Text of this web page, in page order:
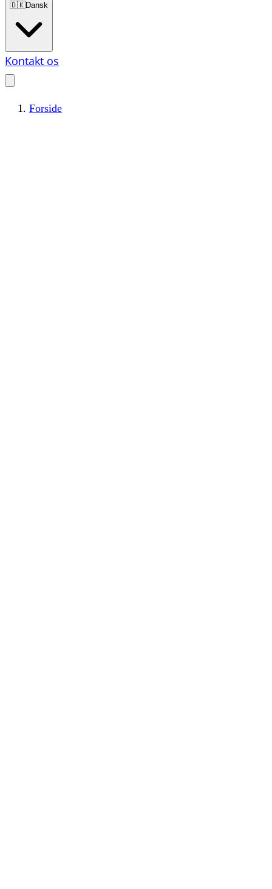
🇩🇰Dansk
Kontakt os
Forside